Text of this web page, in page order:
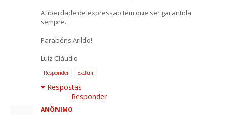
A liberdade de expressão tem que ser garantida
sempre.
Parabéns Arildo!
Luiz Cláudio
Responder Excluir
Respostas
Responder
ANÔNIMO